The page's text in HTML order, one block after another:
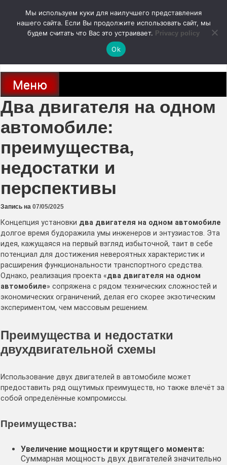
содержимому
autodoc24.ru
Новости про современные автомобили и не только, новинки зарубежного
и отечественного автопрома
Меню
Два двигателя на одном
автомобиле:
преимущества,
недостатки и
перспективы
Запись на 07/05/2025
Концепция установки два двигателя на одном автомобиле
долгое время будоражила умы инженеров и энтузиастов․ Эта
идея, кажущаяся на первый взгляд избыточной, таит в себе
потенциал для достижения невероятных характеристик и
расширения функциональности транспортного средства․
Однако, реализация проекта «два двигателя на одном
автомобиле» сопряжена с рядом технических сложностей и
экономических ограничений, делая его скорее экзотическим
экспериментом, чем массовым решением․
Преимущества и недостатки
двухдвигательной схемы
Использование двух двигателей в автомобиле может
предоставить ряд ощутимых преимуществ, но также влечёт за
собой определённые компромиссы․
Преимущества:
Увеличение мощности и крутящего момента:
Суммарная мощность двух двигателей значительно
Мы используем куки для наилучшего представления
нашего сайта. Если Вы продолжите использовать сайт, мы
будем считать что Вас это устраивает. Privacy policy
Ok